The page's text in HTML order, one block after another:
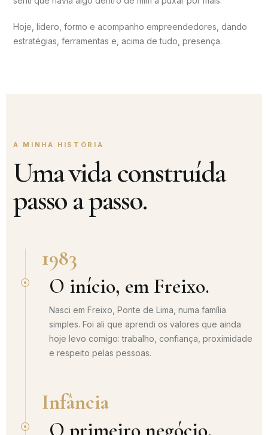
Hoje, lidero, formo e acompanho empreendedores, dando
estratégias, ferramentas e, acima de tudo, presença.
A MINHA HISTÓRIA
Uma vida construída
passo a passo.
1983
O início, em Freixo.
Nasci em Freixo, Ponte de Lima, numa família
simples. Foi ali que aprendi os valores que ainda
hoje levo comigo: trabalho, confiança, proximidade
e respeito pelas pessoas.
Infância